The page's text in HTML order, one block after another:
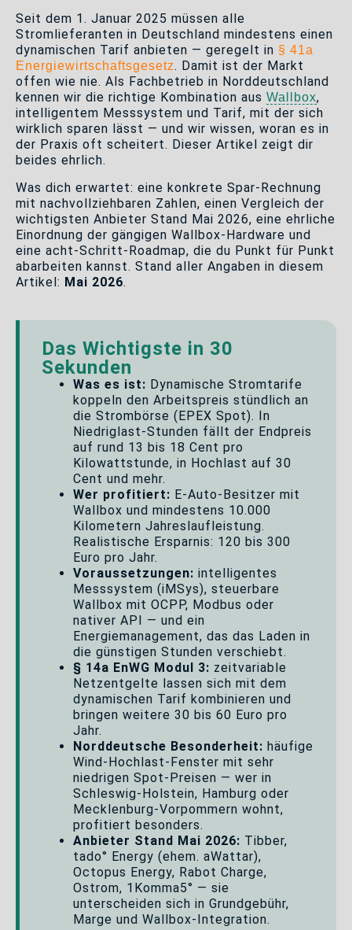
Seit dem 1. Januar 2025 müssen alle
Stromlieferanten in Deutschland mindestens einen
dynamischen Tarif anbieten — geregelt in § 41a
Energiewirtschaftsgesetz. Damit ist der Markt
offen wie nie. Als Fachbetrieb in Norddeutschland
kennen wir die richtige Kombination aus Wallbox,
intelligentem Messsystem und Tarif, mit der sich
wirklich sparen lässt — und wir wissen, woran es in
der Praxis oft scheitert. Dieser Artikel zeigt dir
beides ehrlich.
Was dich erwartet: eine konkrete Spar-Rechnung
mit nachvollziehbaren Zahlen, einen Vergleich der
wichtigsten Anbieter Stand Mai 2026, eine ehrliche
Einordnung der gängigen Wallbox-Hardware und
eine acht-Schritt-Roadmap, die du Punkt für Punkt
abarbeiten kannst. Stand aller Angaben in diesem
Artikel: Mai 2026.
Das Wichtigste in 30
Sekunden
Was es ist: Dynamische Stromtarife
koppeln den Arbeitspreis stündlich an
die Strombörse (EPEX Spot). In
Niedriglast-Stunden fällt der Endpreis
auf rund 13 bis 18 Cent pro
Kilowattstunde, in Hochlast auf 30
Cent und mehr.
Wer profitiert: E-Auto-Besitzer mit
Wallbox und mindestens 10.000
Kilometern Jahreslaufleistung.
Realistische Ersparnis: 120 bis 300
Euro pro Jahr.
Voraussetzungen: intelligentes
Messsystem (iMSys), steuerbare
Wallbox mit OCPP, Modbus oder
nativer API — und ein
Energiemanagement, das das Laden in
die günstigen Stunden verschiebt.
§ 14a EnWG Modul 3: zeitvariable
Netzentgelte lassen sich mit dem
dynamischen Tarif kombinieren und
bringen weitere 30 bis 60 Euro pro
Jahr.
Norddeutsche Besonderheit: häufige
Wind-Hochlast-Fenster mit sehr
niedrigen Spot-Preisen — wer in
Schleswig-Holstein, Hamburg oder
Mecklenburg-Vorpommern wohnt,
profitiert besonders.
Anbieter Stand Mai 2026: Tibber,
tado° Energy (ehem. aWattar),
Octopus Energy, Rabot Charge,
Ostrom, 1Komma5° — sie
unterscheiden sich in Grundgebühr,
Marge und Wallbox-Integration.